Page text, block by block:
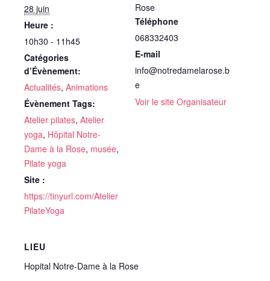
28 juin
Heure :
10h30 - 11h45
Catégories
d’Évènement:
Actualités, Animations
Évènement Tags:
Atelier pilates, Atelier
yoga, Hôpital Notre-
Dame à la Rose, musée,
Pilate yoga
Site :
https://tinyurl.com/Atelier
PilateYoga
Rose
Téléphone
068332403
E-mail
info@notredamelarose.b
e
Voir le site Organisateur
LIEU
Hopital Notre-Dame à la Rose